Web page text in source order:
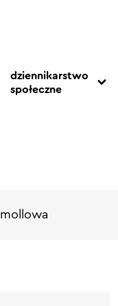
dziennikarstwo
społeczne
mollowa